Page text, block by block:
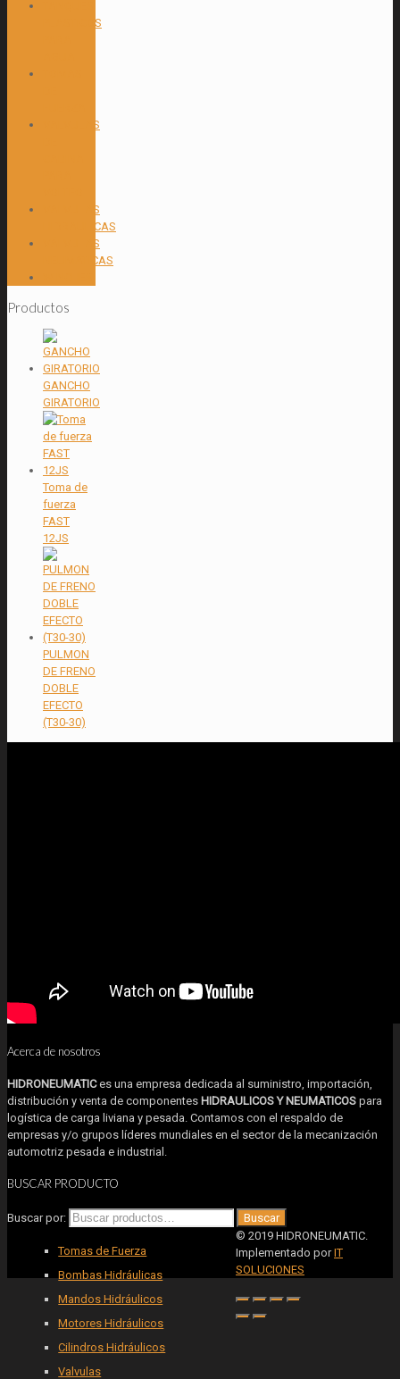
PLASTICOS
VALVULAS
VALVULAS
HIDRAULICAS
VÁLVULAS
NEUMÁTICAS
Productos
GANCHO
GIRATORIO
Toma de
fuerza
FAST
12JS
PULMON
DE FRENO
DOBLE
EFECTO
(T30-30)
Acerca de nosotros
HIDRONEUMATICes una empresa dedicada al suministro, importación,
distribución y venta de componentes HIDRAULICOS Y NEUMATICOS para
logística de carga liviana y pesada. Contamos con el respaldo de
empresas y/o grupos líderes mundiales en el sector de la mecanización
automotriz pesada e industrial.
BUSCAR PRODUCTO
Buscar por: Buscar
Tomas de Fuerza
Bombas Hidráulicas
Mandos Hidráulicos
Motores Hidráulicos
Cilindros Hidráulicos
Valvulas
© 2019 HIDRONEUMATIC.
Implementado porIT
SOLUCIONES